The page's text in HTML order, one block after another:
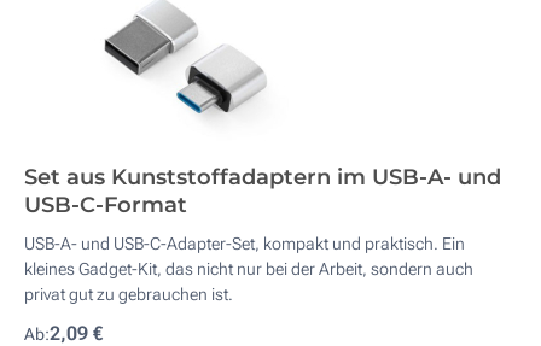
Set aus Kunststoffadaptern im USB-A- und
USB-C-Format
USB-A- und USB-C-Adapter-Set, kompakt und praktisch. Ein
kleines Gadget-Kit, das nicht nur bei der Arbeit, sondern auch
privat gut zu gebrauchen ist.
Ab:2,09 €